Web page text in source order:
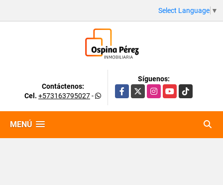
Select Language ▼
Contáctenos:
Cel. +573163795027-
Síguenos:
Facebook
X InstagramYouTubeTikTok
MENÚ